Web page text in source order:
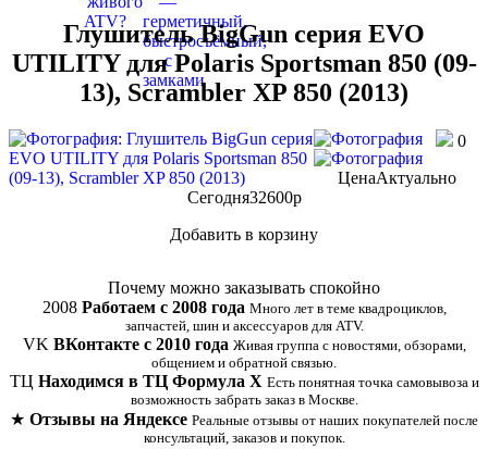
Глушитель BigGun серия EVO
UTILITY для Polaris Sportsman 850 (09-
13), Scrambler XP 850 (2013)
0
ЦенаАктуально
Сегодня32600p
Добавить в корзину
Почему можно заказывать спокойно
2008 Работаем с 2008 года Много лет в теме квадроциклов,
запчастей, шин и аксессуаров для ATV.
VK ВКонтакте с 2010 года Живая группа с новостями, обзорами,
общением и обратной связью.
ТЦ Находимся в ТЦ Формула Х Есть понятная точка самовывоза и
возможность забрать заказ в Москве.
★ Отзывы на Яндексе Реальные отзывы от наших покупателей после
консультаций, заказов и покупок.